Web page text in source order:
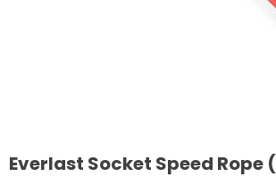
Everlast Socket Speed Rope